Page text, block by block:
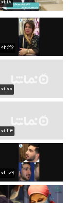
۰۱:۱۸
۰۲:۲۶
۰۱:۰۰
۰۱:۲۴
۰۲:۰۹